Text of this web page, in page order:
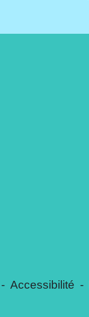
- Accessibilité -